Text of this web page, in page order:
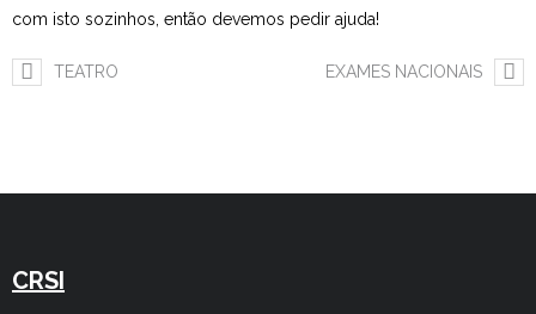
com isto sozinhos, então devemos pedir ajuda!
TEATRO EXAMES NACIONAIS
CRSI